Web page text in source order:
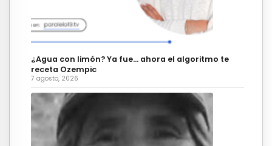
¿Agua con limón? Ya fue… ahora el algoritmo te
receta Ozempic
7 agosto, 2026